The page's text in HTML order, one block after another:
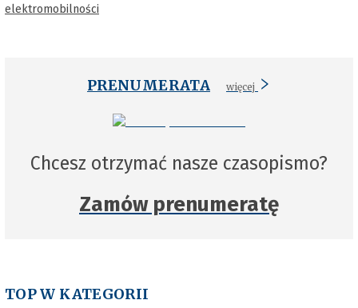
elektromobilności
PRENUMERATA więcej
Chcesz otrzymać nasze czasopismo?
Zamów prenumeratę
TOP W KATEGORII